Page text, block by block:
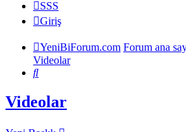
SSS
Giriş
YeniBiForum.com Forum ana
Videolar
Ara
Videolar